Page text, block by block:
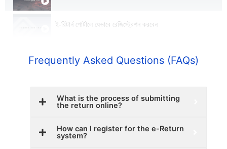
ই-রিটার্ন পোর্টালে যেভাবে রেজিস্ট্রেশন করবেন
Frequently Asked Questions (FAQs)
What is the process of submitting
the return online?
How can I register for the e-Return
system?